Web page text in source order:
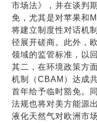
市场法》，并在谈判
免，尤其是对苹果和
将建立制度性对话机
径展开磋商。此外，
领域的监管标准，以
其二，在环境政策方
机制（CBAM）达成
首年给予临时豁免。
法规也将对美方能源
液化天然气对欧洲市